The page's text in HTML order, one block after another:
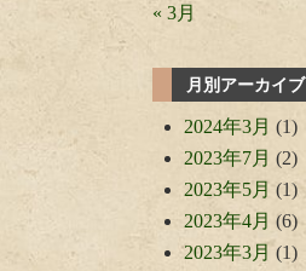
« 3月
月別アーカイブ
2024年3月 (1)
2023年7月 (2)
2023年5月 (1)
2023年4月 (6)
2023年3月 (1)